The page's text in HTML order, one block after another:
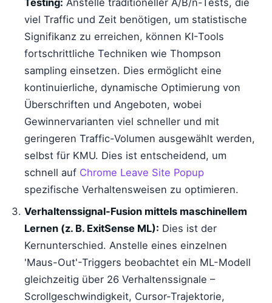
Testing: Anstelle traditioneller A/B/n-Tests, die
viel Traffic und Zeit benötigen, um statistische
Signifikanz zu erreichen, können KI-Tools
fortschrittliche Techniken wie Thompson
sampling einsetzen. Dies ermöglicht eine
kontinuierliche, dynamische Optimierung von
Überschriften und Angeboten, wobei
Gewinnervarianten viel schneller und mit
geringeren Traffic-Volumen ausgewählt werden,
selbst für KMU. Dies ist entscheidend, um
schnell auf Chrome Leave Site Popup
spezifische Verhaltensweisen zu optimieren.
Verhaltenssignal-Fusion mittels maschinellem
Lernen (z. B. ExitSense ML): Dies ist der
Kernunterschied. Anstelle eines einzelnen
'Maus-Out'-Triggers beobachtet ein ML-Modell
gleichzeitig über 26 Verhaltenssignale –
Scrollgeschwindigkeit, Cursor-Trajektorie,